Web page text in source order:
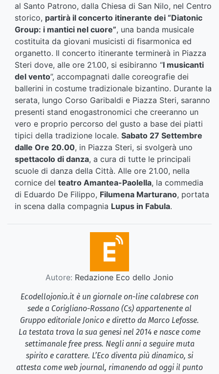
al Santo Patrono, dalla Chiesa di San Nilo, nel Centro
storico, partirà il concerto itinerante dei “Diatonic
Group: i mantici nel cuore”, una banda musicale
costituita da giovani musicisti di fisarmonica ed
organetto. Il concerto itinerante terminerà in Piazza
Steri dove, alle ore 21.00, si esibiranno “I musicanti
del vento”, accompagnati dalle coreografie dei
ballerini in costume tradizionale bizantino. Durante la
serata, lungo Corso Garibaldi e Piazza Steri, saranno
presenti stand enogastronomici che creeranno un
vero e proprio percorso del gusto a base dei piatti
tipici della tradizione locale. Sabato 27 Settembre
dalle Ore 20.00, in Piazza Steri, si svolgerà uno
spettacolo di danza, a cura di tutte le principali
scuole di danza della Città. Alle ore 21.00, nella
cornice del teatro Amantea-Paolella, la commedia
di Eduardo De Filippo, Filumena Marturano, portata
in scena dalla compagnia Lupus in Fabula.
Autore: Redazione Eco dello Jonio
Ecodellojonio.it è un giornale on-line calabrese con
sede a Corigliano-Rossano (Cs) appartenente al
Gruppo editoriale Jonico e diretto da Marco Lefosse.
La testata trova la sua genesi nel 2014 e nasce come
settimanale free press. Negli anni a seguire muta
spirito e carattere. L’Eco diventa più dinamico, si
attesta come web journal, rimanendo ad oggi il punto